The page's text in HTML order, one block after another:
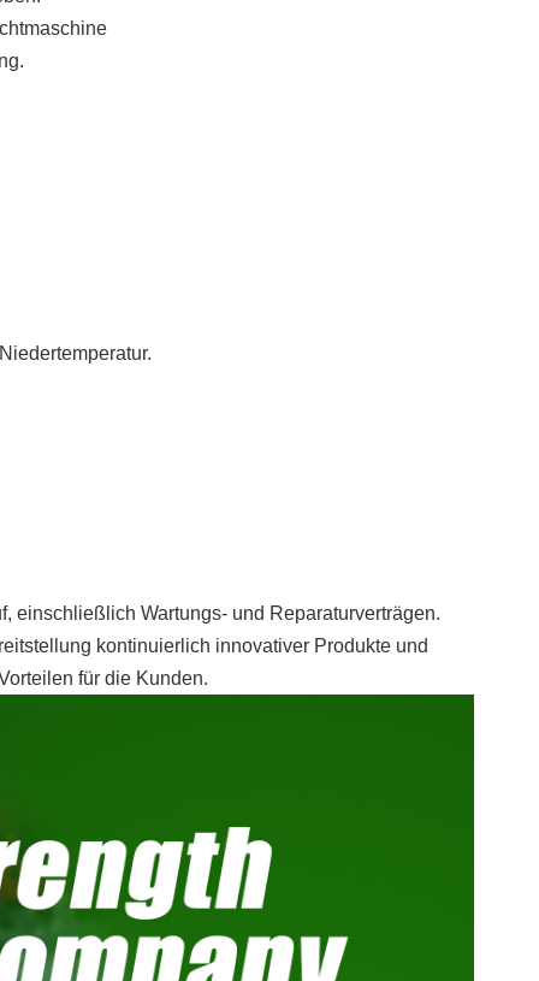
einschließlich Wartungs- und Reparaturverträgen.
kontinuierlich innovativer Produkte und
für die Kunden.